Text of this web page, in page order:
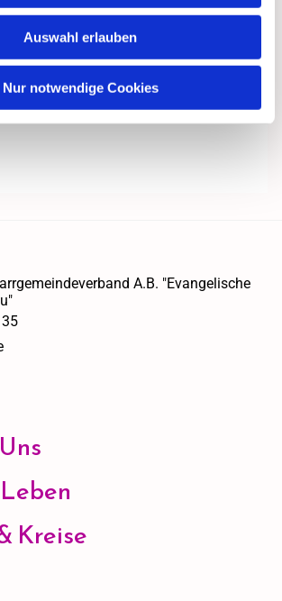
Auswahl erlauben
Nur notwendige Cookies
A.B. "Evangelische
Kreise